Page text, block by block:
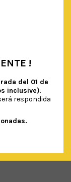
!
del 01 de
inclusive).
respondida